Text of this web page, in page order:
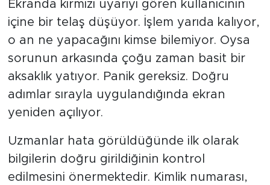
Ekranda kırmızı uyarıyı gören kullanıcının
içine bir telaş düşüyor. İşlem yarıda kalıyor,
o an ne yapacağını kimse bilemiyor. Oysa
sorunun arkasında çoğu zaman basit bir
aksaklık yatıyor. Panik gereksiz. Doğru
adımlar sırayla uygulandığında ekran
yeniden açılıyor.
Uzmanlar hata görüldüğünde ilk olarak
bilgilerin doğru girildiğinin kontrol
edilmesini önermektedir. Kimlik numarası,